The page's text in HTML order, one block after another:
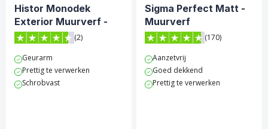
Histor Monodek
Exterior Muurverf -
Black
(2)
Geurarm
Prettig te verwerken
Schrobvast
Sigma Perfect Matt -
Muurverf
(170)
Aanzetvrij
Goed dekkend
Prettig te verwerken